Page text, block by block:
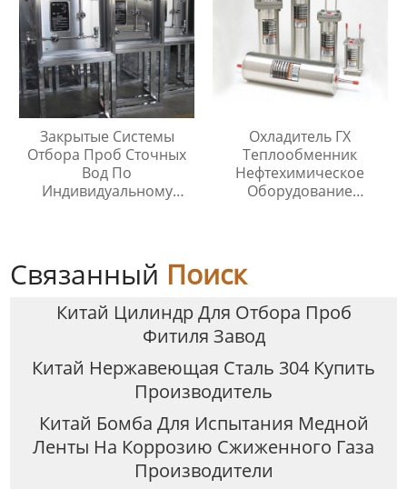
Закрытые Системы
Отбора Проб Сточных
Вод По
Индивидуальному
Охладитель ГХ
Теплообменник
Нефтехимическое
Оборудование
Связанный Поиск
Китай Цилиндр Для Отбора Проб
Фитиля Завод
Китай Нержавеющая Сталь 304 Купить
Производитель
Китай Бомба Для Испытания Медной
Ленты На Коррозию Сжиженного Газа
Производители